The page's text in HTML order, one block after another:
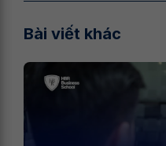
Bài viết khác